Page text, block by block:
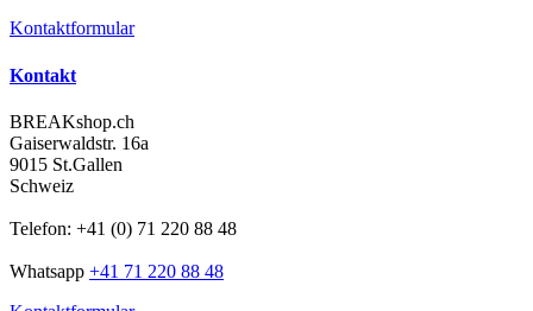
Kontaktformular
Kontakt
BREAKshop.ch
Gaiserwaldstr. 16a
9015 St.Gallen
Schweiz
Telefon: +41 (0) 71 220 88 48
Whatsapp +41 71 220 88 48